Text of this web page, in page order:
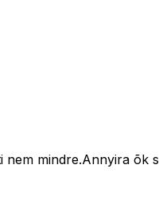
mindre.Annyira